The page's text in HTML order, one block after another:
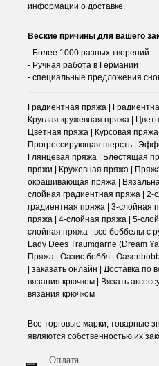
информации о доставке.
Веские причины для вашего
- Более 1000 разных творений
- Ручная работа в Германии
- специальные предложения
Градиентная пряжа |
Круглая кружевная пряжа |
Цветная пряжа | Курсовая
Прогрессирующая шерсть |
Глянцевая пряжа | Блестящая
пряжи | Кружевная пряжа |
окрашивающая пряжа |
слойная градиентная пряжа | 2-
градиентная пряжа | 3-слойная
пряжа | 4-слойная пряжа | 5-
слойная пряжа | все боббелы с
Lady Dees Traumgarne (Dream
Пряжа | Оазис боббл |
| заказать онлайн | Доставка по
вязания крючком | Вязать
вязания крючком
Все торговые марки, товарные
являются собственностью их
Оплата